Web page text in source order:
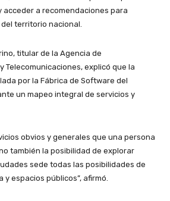
acceder a recomendaciones para
territorio nacional.
titular de la Agencia de
Telecomunicaciones, explicó que la
por la Fábrica de Software del
un mapeo integral de servicios y
obvios y generales que una persona
también la posibilidad de explorar
sede todas las posibilidades de
espacios públicos”, afirmó.